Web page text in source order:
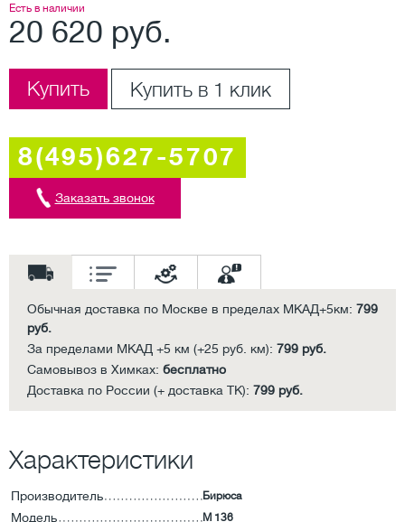
Есть в наличии
20 620 руб.
Купить Купить в 1 клик
8(495)627-5707
Заказать звонок
Обычная доставка по Москве в пределах МКАД+5км: 799
руб.
За пределами МКАД +5 км (+25 руб. км): 799 руб.
Самовывоз в Химках: бесплатно
Доставка по России (+ доставка ТК): 799 руб.
Характеристики
Производитель Бирюса
Модель M 136